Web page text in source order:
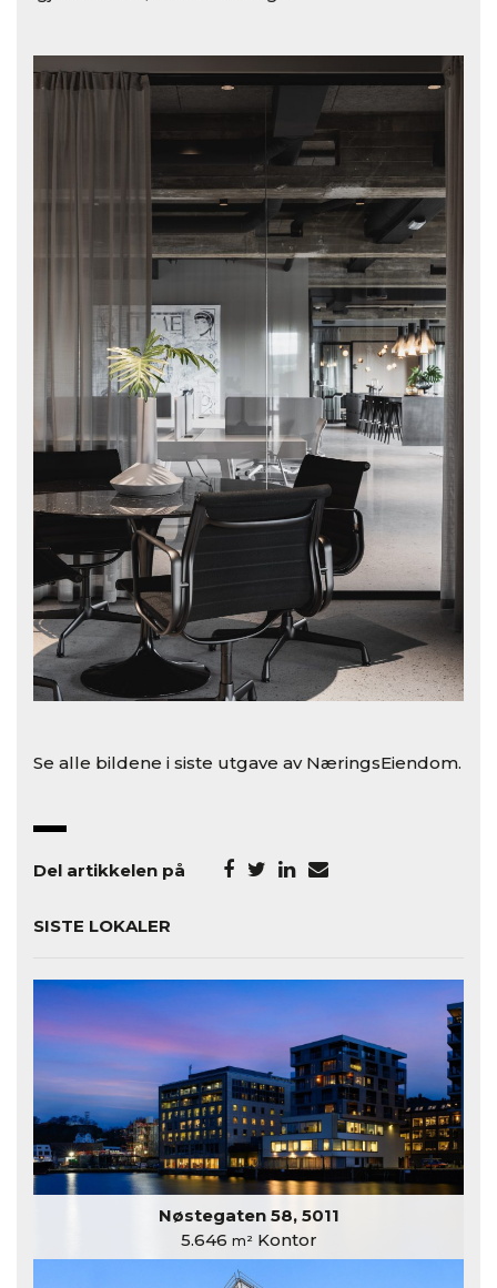
Se alle bildene i siste utgave av NæringsEiendom.
Del artikkelen på
SISTE LOKALER
Nøstegaten 58, 5011
5.646 m²Kontor